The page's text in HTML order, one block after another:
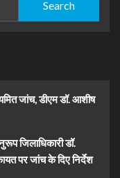
जांच, डीएम डॉ. आशीष
जिलाधिकारी डॉ.
पर जांच के दिए निर्देश